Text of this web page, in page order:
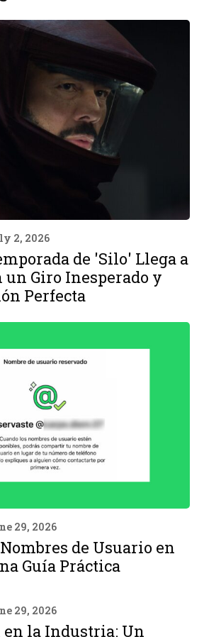
2, 2026
de 'Silo' Llega a
un Giro Inesperado y
Perfecta
29, 2026
de Usuario en
Guía Práctica
29, 2026
la Industria: Un